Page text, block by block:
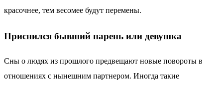
красочнее, тем весомее будут перемены.
Приснился бывший парень или девушка
Сны о людях из прошлого предвещают новые повороты в
отношениях с нынешним партнером. Иногда такие